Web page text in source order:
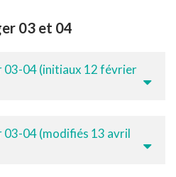
03 et 04
03-04 (initiaux 12 février
03-04 (modifiés 13 avril